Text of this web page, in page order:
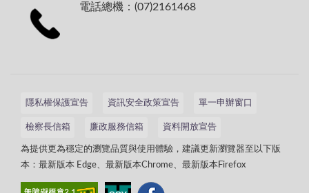
電話總機：(07)2161468
隱私權保護宣告 資訊安全政策宣告 單一申辦窗口
檢察長信箱 廉政服務信箱 資料開放宣告
為提供更為穩定的瀏覽品質與使用體驗，建議更新瀏覽器至以下版
本：最新版本 Edge、最新版本Chrome、最新版本Firefox